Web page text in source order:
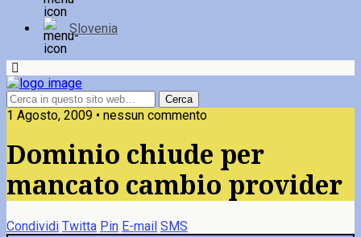
Slovenia
1 Agosto, 2009 • nessun commento
Dominio chiude per
mancato cambio provider
Condividi Twitta Pin E-mail SMS